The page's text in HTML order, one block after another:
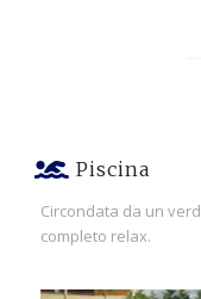
Piscina
Circondata da un
completo relax.